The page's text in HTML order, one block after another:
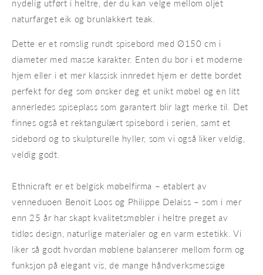
nydelig utført i heltre, der du kan velge mellom oljet
naturfarget eik og brunlakkert teak.
Dette er et romslig rundt spisebord med Ø150 cm i
diameter med masse karakter. Enten du bor i et moderne
hjem eller i et mer klassisk innredet hjem er dette bordet
perfekt for deg som ønsker deg et unikt møbel og en litt
annerledes spiseplass som garantert blir lagt merke til. Det
finnes også et rektangulært spisebord i serien, samt et
sidebord og to skulpturelle hyller, som vi også liker veldig,
veldig godt.
Ethnicraft er et belgisk møbelfirma – etablert av
venneduoen Benoit Loos og Philippe Delaiss – som i mer
enn 25 år har skapt kvalitetsmøbler i heltre preget av
tidløs design, naturlige materialer og en varm estetikk. Vi
liker så godt hvordan møblene balanserer mellom form og
funksjon på elegant vis, de mange håndverksmessige